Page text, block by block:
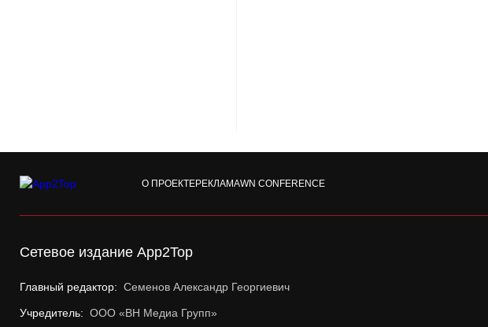
О ПРОЕКТЕРЕКЛАМАWN CONFERENCE
Сетевое издание App2Top
Главный редактор: Семенов Александр Георгиевич
Учредитель: ООО «ВН Медиа Групп»